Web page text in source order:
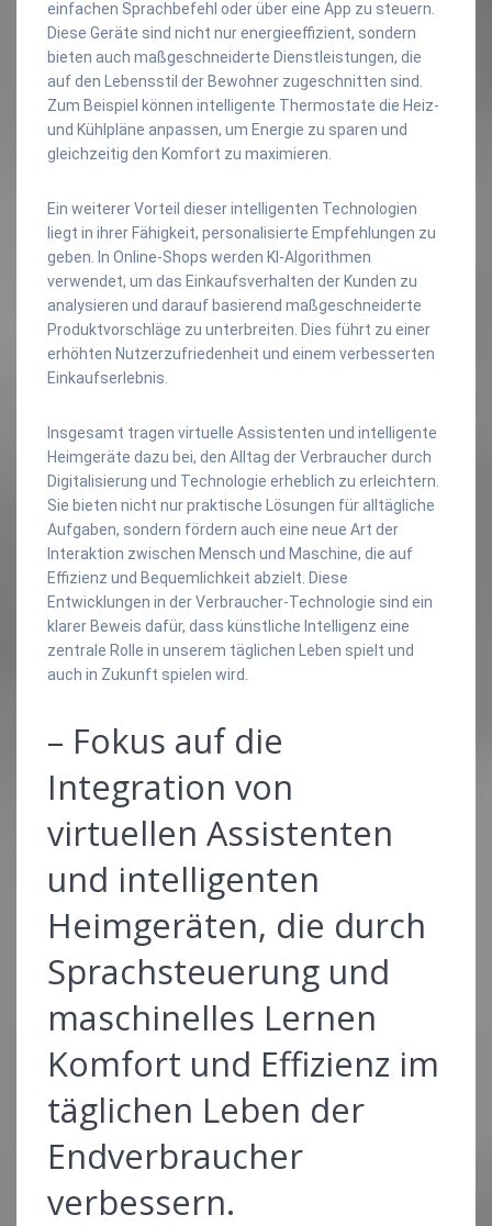
einfachen Sprachbefehl oder über eine App zu steuern.
Diese Geräte sind nicht nur energieeffizient, sondern
bieten auch maßgeschneiderte Dienstleistungen, die
auf den Lebensstil der Bewohner zugeschnitten sind.
Zum Beispiel können intelligente Thermostate die Heiz-
und Kühlpläne anpassen, um Energie zu sparen und
gleichzeitig den Komfort zu maximieren.
Ein weiterer Vorteil dieser intelligenten Technologien
liegt in ihrer Fähigkeit, personalisierte Empfehlungen zu
geben. In Online-Shops werden KI-Algorithmen
verwendet, um das Einkaufsverhalten der Kunden zu
analysieren und darauf basierend maßgeschneiderte
Produktvorschläge zu unterbreiten. Dies führt zu einer
erhöhten Nutzerzufriedenheit und einem verbesserten
Einkaufserlebnis.
Insgesamt tragen virtuelle Assistenten und intelligente
Heimgeräte dazu bei, den Alltag der Verbraucher durch
Digitalisierung und Technologie erheblich zu erleichtern.
Sie bieten nicht nur praktische Lösungen für alltägliche
Aufgaben, sondern fördern auch eine neue Art der
Interaktion zwischen Mensch und Maschine, die auf
Effizienz und Bequemlichkeit abzielt. Diese
Entwicklungen in der Verbraucher-Technologie sind ein
klarer Beweis dafür, dass künstliche Intelligenz eine
zentrale Rolle in unserem täglichen Leben spielt und
auch in Zukunft spielen wird.
– Fokus auf die
Integration von
virtuellen Assistenten
und intelligenten
Heimgeräten, die durch
Sprachsteuerung und
maschinelles Lernen
Komfort und Effizienz im
täglichen Leben der
Endverbraucher
verbessern.